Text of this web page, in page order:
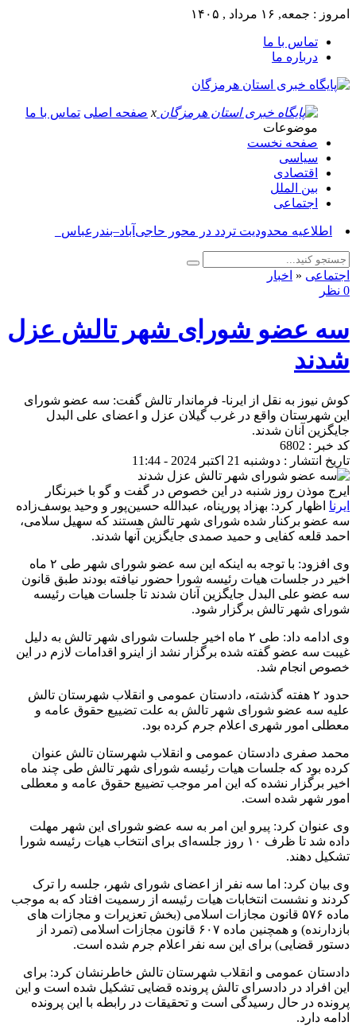
امروز : جمعه, ۱۶ مرداد , ۱۴۰۵
تماس با ما
درباره ما
x صفحه اصلی تماس با ما
موضوعات
صفحه نخست
سیاسی
اقتصادی
بین الملل
اجتماعی
آ_
اجتماعی « اخبار
0 نظر
سه عضو شورای شهر تالش عزل
شدند
کوش نیوز به نقل از ایرنا- فرماندار تالش گفت: سه عضو شورای
این شهرستان واقع در غرب گیلان عزل و اعضای علی البدل
جایگزین آنان شدند.
کد خبر : 6802
تاریخ انتشار : دوشنبه 21 اکتبر 2024 - 11:44
ایرج موذن روز شنبه در این خصوص در گفت و گو با خبرنگار
ایرنا اظهار کرد: بهزاد پورپناه، عبدالله حسین‌پور و وحید یوسف‌زاده
سه عضو برکنار شده شورای شهر تالش هستند که سهیل سلامی،
احمد قلعه کفایی و حمید صمدی جایگزین آنها شدند.
وی افزود: با توجه به اینکه این سه عضو شورای شهر طی ۲ ماه
اخیر در جلسات هیات رئیسه شورا حضور نیافته بودند طبق قانون
سه عضو علی البدل جایگزین آنان شدند تا جلسات هیات رئیسه
شورای شهر تالش برگزار شود.
وی ادامه داد: طی ۲ ماه اخیر جلسات شورای شهر تالش به دلیل
غیبت سه عضو گفته شده برگزار نشد از اینرو اقدامات لازم در این
خصوص انجام شد.
حدود ۲ هفته گذشته، دادستان عمومی و انقلاب شهرستان تالش
علیه سه عضو شورای شهر تالش به علت تضییع حقوق عامه و
معطلی امور شهری اعلام جرم کرده بود.
محمد صفری دادستان عمومی و انقلاب شهرستان تالش عنوان
کرده بود که جلسات هیات رئیسه شورای شهر تالش طی چند ماه
اخیر برگزار نشده که این امر موجب تضییع حقوق عامه و معطلی
امور شهر شده است.
وی عنوان کرد: پیرو این امر به سه عضو شورای این شهر مهلت
داده شد تا ظرف ۱۰ روز جلسه‌ای برای انتخاب هیات رئیسه شورا
تشکیل دهند.
وی بیان کرد: اما سه نفر از اعضای شورای شهر، جلسه را ترک
کردند و نشست انتخابات هیات رئیسه از رسمیت افتاد که به موجب
ماده ۵۷۶ قانون مجازات اسلامی (بخش تعزیرات و مجازات های
بازدارنده) و همچنین ماده ۶۰۷ قانون مجازات اسلامی (تمرد از
دستور قضایی) برای این سه نفر اعلام جرم شده است.
دادستان عمومی و انقلاب شهرستان تالش خاطرنشان کرد: برای
این افراد در دادسرای تالش پرونده قضایی تشکیل شده است و این
پرونده در حال رسیدگی است و تحقیقات در رابطه با این پرونده
ادامه دارد.